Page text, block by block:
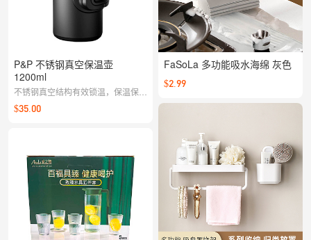
P&P 不锈钢真空保温壶
1200ml
不锈钢真空结构有效锁温，保温保冷
皆可，居家办公都好用，随时来一杯
刚刚好的温度。
$35.00
FaSoLa 多功能吸水海绵 灰色
$2.99